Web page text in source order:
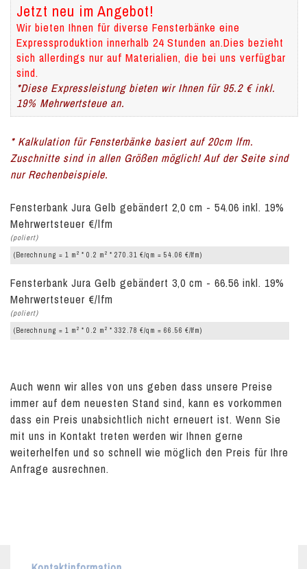
Jetzt neu im Angebot!
Wir bieten Ihnen für diverse Fensterbänke eine
Expressproduktion innerhalb 24 Stunden an.Dies bezieht
sich allerdings nur auf Materialien, die bei uns verfügbar
sind.
*Diese Expressleistung bieten wir Ihnen für 95.2 € inkl.
19% Mehrwertsteue an.
* Kalkulation für Fensterbänke basiert auf 20cm lfm.
Zuschnitte sind in allen Größen möglich! Auf der Seite sind
nur Rechenbeispiele.
Fensterbank Jura Gelb gebändert 2,0 cm - 54.06 inkl. 19%
Mehrwertsteuer €/lfm
(poliert)
(Berechnung = 1 m 2 * 0.2 m 2 * 270.31 €/qm = 54.06 €/lfm)
Fensterbank Jura Gelb gebändert 3,0 cm - 66.56 inkl. 19%
Mehrwertsteuer €/lfm
(poliert)
(Berechnung = 1 m 2 * 0.2 m 2 * 332.78 €/qm = 66.56 €/lfm)
Auch wenn wir alles von uns geben dass unsere Preise
immer auf dem neuesten Stand sind, kann es vorkommen
dass ein Preis unabsichtlich nicht erneuert ist. Wenn Sie
mit uns in Kontakt treten werden wir Ihnen gerne
weiterhelfen und so schnell wie möglich den Preis für Ihre
Anfrage ausrechnen.